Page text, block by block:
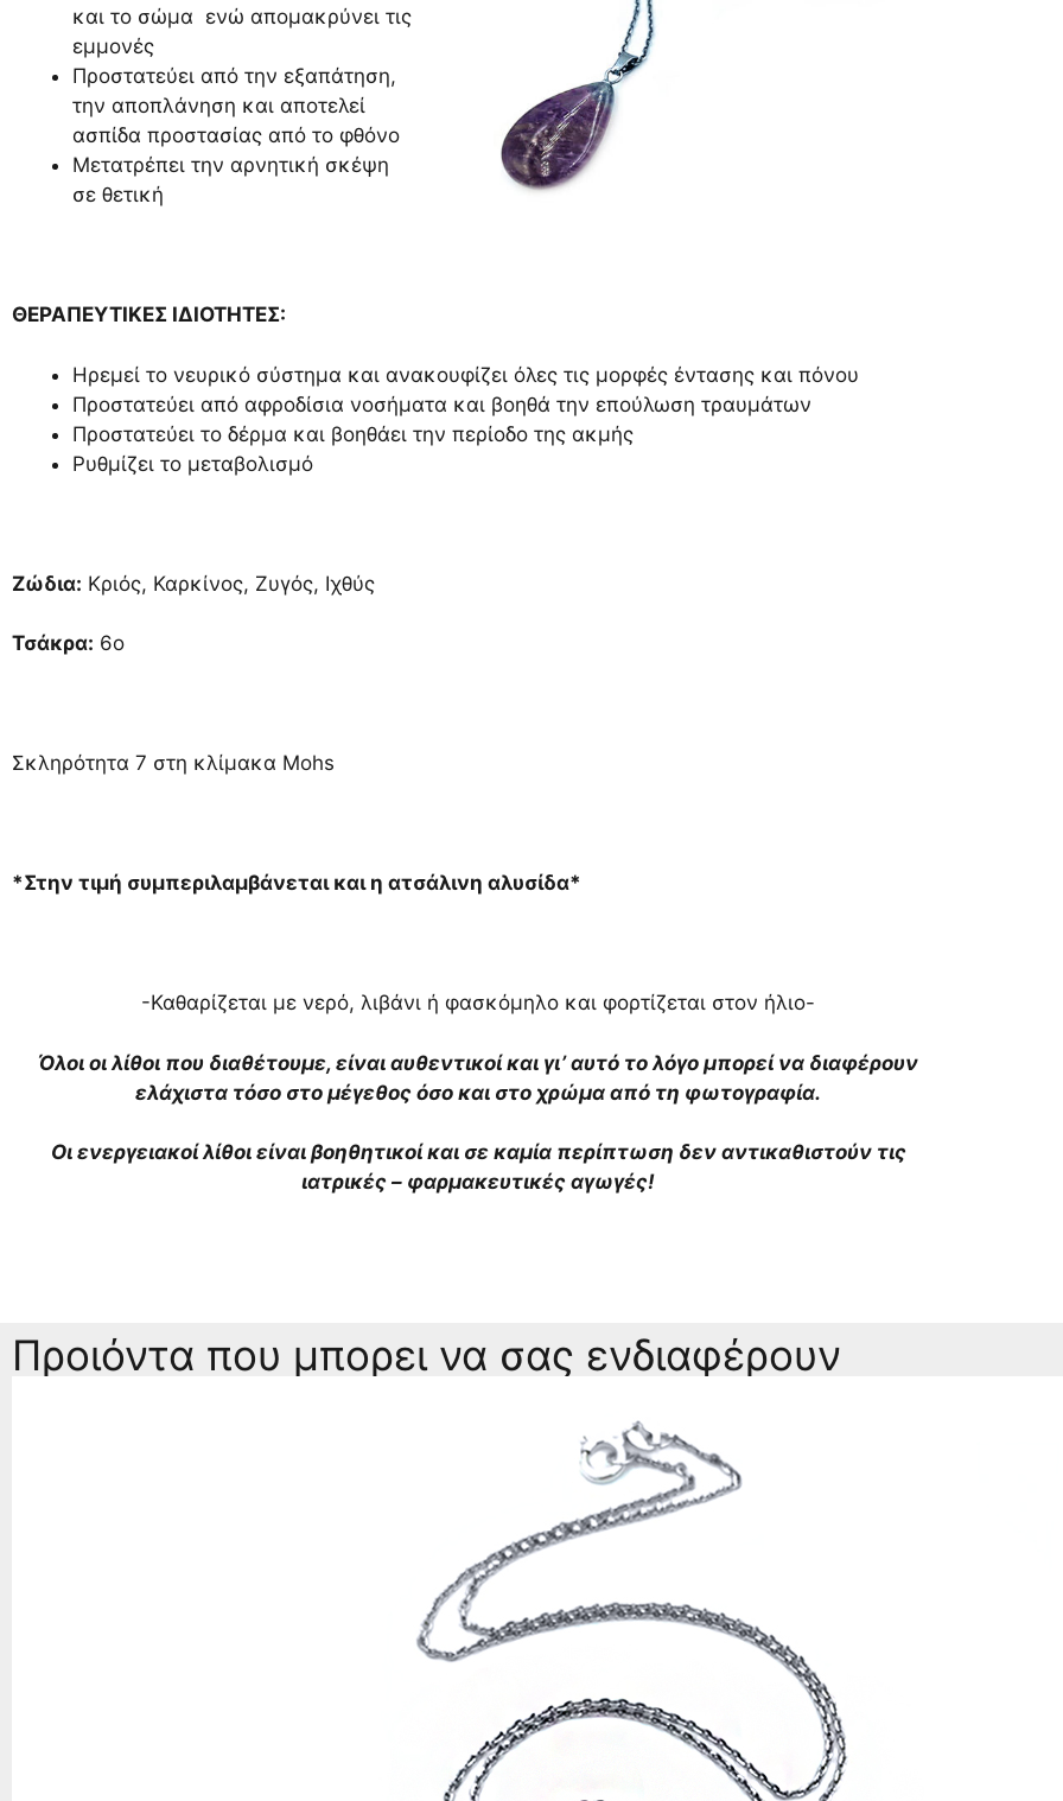
και το σώμα ενώ απομακρύνει τις
εμμονές
Προστατεύει από την εξαπάτηση,
την αποπλάνηση και αποτελεί
ασπίδα προστασίας από το φθόνο
Μετατρέπει την αρνητική σκέψη
σε θετική
ΘΕΡΑΠΕΥΤΙΚΕΣ ΙΔΙΟΤΗΤΕΣ:
Ηρεμεί το νευρικό σύστημα και ανακουφίζει όλες τις μορφές έντασης και πόνου
Προστατεύει από αφροδίσια νοσήματα και βοηθά την επούλωση τραυμάτων
Προστατεύει το δέρμα και βοηθάει την περίοδο της ακμής
Ρυθμίζει το μεταβολισμό
Ζώδια: Κριός, Καρκίνος, Ζυγός, Ιχθύς
Τσάκρα: 6ο
Σκληρότητα 7 στη κλίμακα Mohs
*Στην τιμή συμπεριλαμβάνεται και η ατσάλινη αλυσίδα*
-Καθαρίζεται με νερό, λιβάνι ή φασκόμηλο και φορτίζεται στον ήλιο-
Όλοι οι λίθοι που διαθέτουμε, είναι αυθεντικοί και γι’ αυτό το λόγο μπορεί να διαφέρουν
ελάχιστα τόσο στο μέγεθος όσο και στο χρώμα από τη φωτογραφία.
Οι ενεργειακοί λίθοι είναι βοηθητικοί και σε καμία περίπτωση δεν αντικαθιστούν τις
ιατρικές – φαρμακευτικές αγωγές!
Προιόντα που μπορει να σας ενδιαφέρουν